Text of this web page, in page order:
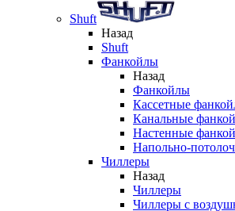
Shuft
Назад
Shuft
Фанкойлы
Назад
Фанкойлы
Кассетные
Канальные
Настенные
Напольно-
Чиллеры
Назад
Чиллеры
Чиллеры с